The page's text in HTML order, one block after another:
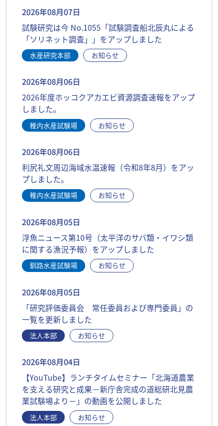
2026年08月07日
試験研究は今 No.1055「試験調査船北辰丸による
「ソリネット調査」」をアップしました
水産研究本部 お知らせ
2026年08月06日
2026年度ホッコクアカエビ資源調査速報をアップ
しました。
稚内水産試験場 お知らせ
2026年08月06日
利尻礼文周辺海域水温速報（令和8年8月）をアッ
プしました。
稚内水産試験場 お知らせ
2026年08月05日
浮魚ニュース第10号（太平洋のサバ類・イワシ類
に関する漁況予報）をアップしました
釧路水産試験場 お知らせ
2026年08月05日
「研究評価委員会 常任委員および専門委員」の
一覧を更新しました
法人本部 お知らせ
2026年08月04日
【YouTube】ランチタイムセミナー「北海道農業
を支える研究と成果－新庁舎完成の道総研北見農
業試験場より－」の動画を公開しました
法人本部 お知らせ